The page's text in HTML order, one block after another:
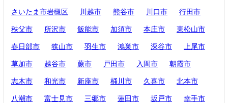
さいたま市岩槻区 川越市 熊谷市 川口市 行田市
秩父市 所沢市 飯能市 加須市 本庄市 東松山市
春日部市 狭山市 羽生市 鴻巣市 深谷市 上尾市
草加市 越谷市 蕨市 戸田市 入間市 朝霞市
志木市 和光市 新座市 桶川市 久喜市 北本市
八潮市 富士見市 三郷市 蓮田市 坂戸市 幸手市